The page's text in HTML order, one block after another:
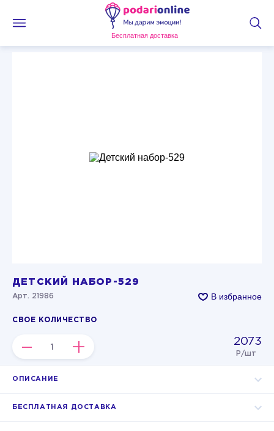
Бесплатная доставка
ДЕТСКИЙ НАБОР-529
Арт. 21986 В избранное
СВОЕ КОЛИЧЕСТВО
– + 2073
Р/шт
ОПИСАНИЕ
БЕСПЛАТНАЯ ДОСТАВКА